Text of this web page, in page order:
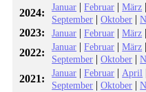
2024: Januar |Februar |März |
September |Oktober |
2023: Januar |Februar |März |
2022: Januar |Februar |März |
September |Oktober |
2021: Januar |Februar | April
September |Oktober |